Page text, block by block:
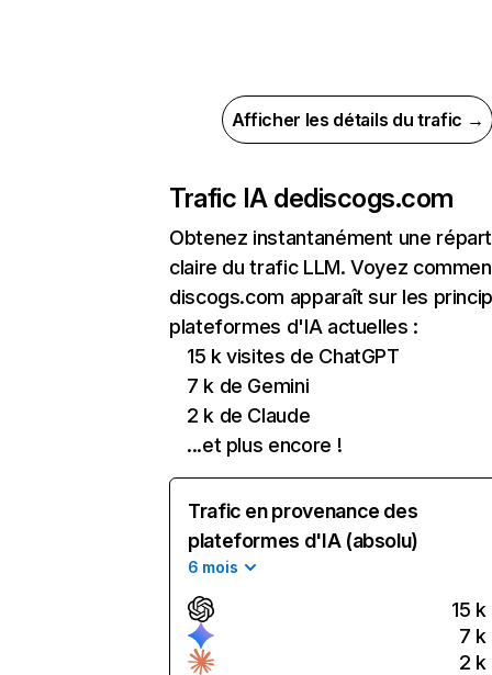
Afficher les détails du trafic →
Trafic IA dediscogs.com
Obtenez instantanément une
claire du trafic LLM. Voyez
discogs.com apparaît sur les
plateformes d'IA actuelles :
15 k visites de ChatGPT
7 k de Gemini
2 k de Claude
...et plus encore !
Trafic en provenance des
plateformes d'IA (absolu)
6 mois
15 k
7 k
2 k